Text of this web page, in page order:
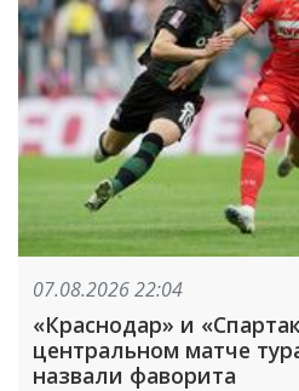
07.08.2026 22:04
«Краснодар» и
центральном матче
назвали фаворита